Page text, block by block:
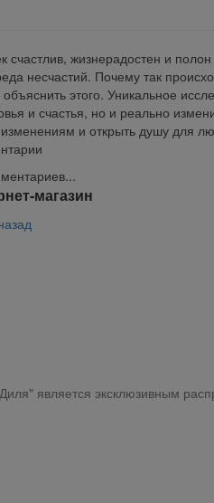
счастлив, жизнерадостен и
несчастий. Почему так
объяснить этого. Уникальное
и счастья, но и реально
изменениям и открыть душу для
магазин
является эксклюзивным